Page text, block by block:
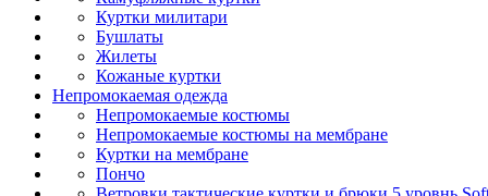
Куртки милитари
Бушлаты
Жилеты
Кожаные куртки
Непромокаемая одежда
Непромокаемые костюмы
Непромокаемые костюмы на мембране
Куртки на мембране
Пончо